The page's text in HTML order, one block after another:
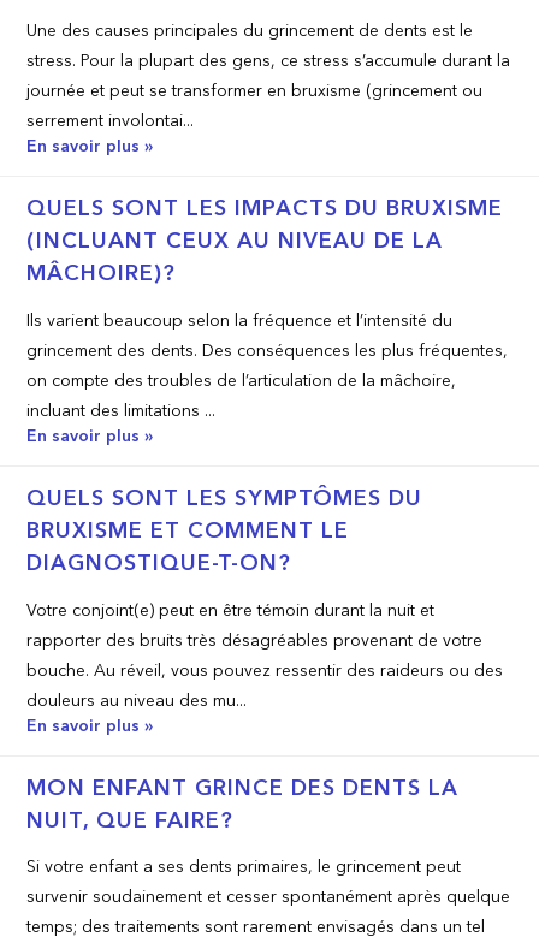
Une des causes principales du grincement de dents est le
stress. Pour la plupart des gens, ce stress s’accumule durant la
journée et peut se transformer en bruxisme (grincement ou
serrement involontai...
En savoir plus »
QUELS SONT LES IMPACTS DU BRUXISME
(INCLUANT CEUX AU NIVEAU DE LA
MÂCHOIRE)?
Ils varient beaucoup selon la fréquence et l’intensité du
grincement des dents. Des conséquences les plus fréquentes,
on compte des troubles de l’articulation de la mâchoire,
incluant des limitations ...
En savoir plus »
QUELS SONT LES SYMPTÔMES DU
BRUXISME ET COMMENT LE
DIAGNOSTIQUE-T-ON?
Votre conjoint(e) peut en être témoin durant la nuit et
rapporter des bruits très désagréables provenant de votre
bouche. Au réveil, vous pouvez ressentir des raideurs ou des
douleurs au niveau des mu...
En savoir plus »
MON ENFANT GRINCE DES DENTS LA
NUIT, QUE FAIRE?
Si votre enfant a ses dents primaires, le grincement peut
survenir soudainement et cesser spontanément après quelque
temps; des traitements sont rarement envisagés dans un tel